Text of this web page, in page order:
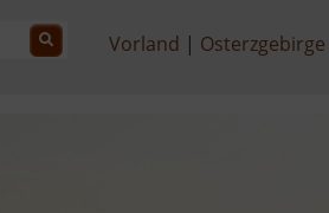
Vorland Osterzgebirge